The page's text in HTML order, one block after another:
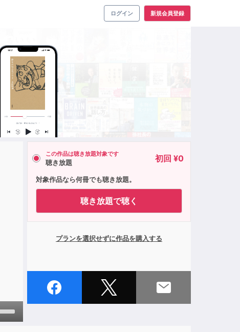
ログイン 新規会員登録
この作品は聴き放題対象です
聴き放題 初回 ¥0
対象作品なら何冊でも聴き放題。
聴き放題で聴く
プランを選択せずに作品を購入する